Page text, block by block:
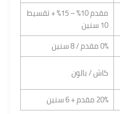
مقدم 10% – 15% + تقسيط
10 سنين
0% مقدم / 8 سنين
كاش / بالون
20% مقدم + 6 سنين